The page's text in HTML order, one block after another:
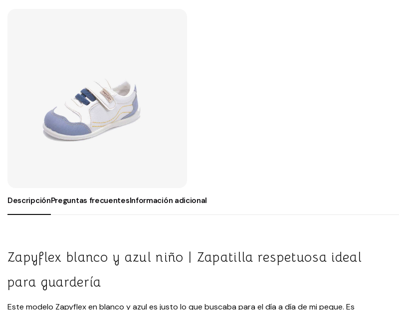
DescripciónPreguntas frecuentesInformación adicional
Zapyflex blanco y azul niño | Zapatilla respetuosa ideal
para guardería
Este modelo Zapyflex en blanco y azul es justo lo que buscaba para el día a día de mi peque. Es